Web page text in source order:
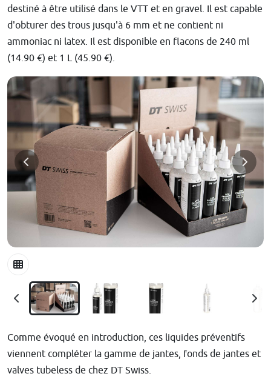
destiné à être utilisé dans le VTT et en gravel. Il est capable
d'obturer des trous jusqu'à 6 mm et ne contient ni
ammoniac ni latex. Il est disponible en flacons de 240 ml
(14.90 €) et 1 L (45.90 €).
Comme évoqué en introduction, ces liquides préventifs
viennent compléter la gamme de jantes, fonds de jantes et
valves tubeless de chez DT Swiss.